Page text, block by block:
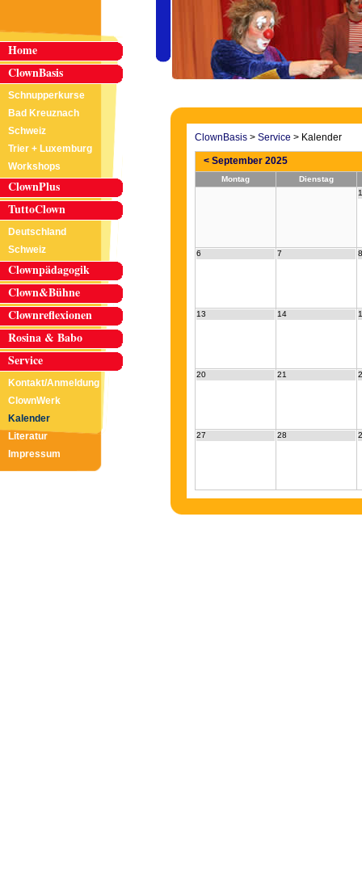
Home
ClownBasis
Schnupperkurse
Bad Kreuznach
Schweiz
Trier + Luxemburg
Workshops
ClownPlus
TuttoClown
Deutschland
Schweiz
Clownpädagogik
Clown&Bühne
Clownreflexionen
Rosina & Babo
Service
Kontakt/Anmeldung
ClownWerk
Kalender
Literatur
Impressum
ClownBasis > Service > Kalender
< September 2025
Montag
Dienstag
1
6 7 8
13 14
20 21
27 28